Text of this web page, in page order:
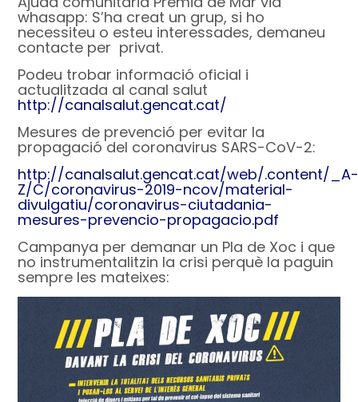
whasapp: S’ha creat un grup, si ho
necessiteu o esteu interessades, demaneu
contacte per privat.
Podeu trobar informació oficial i
actualitzada al canal salut
http://canalsalut.gencat.cat/
Mesures de prevenció per evitar la
propagació del coronavirus SARS-CoV-2:
http://canalsalut.gencat.cat/web/.content/
Z/C/coronavirus-2019-ncov/material-
divulgatiu/coronavirus-ciutadania-
mesures-prevencio-propagacio.pdf
Campanya per demanar un Pla de Xoc i que
no instrumentalitzin la crisi perquè la paguin
sempre les mateixes: